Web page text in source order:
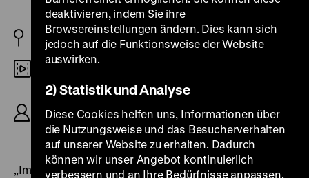
D 2009
R: Thomas Heise, K: Peter Badel, Thomas Heise,
Sebastian Richter, Jutta Tränkle, Börres
Weiffenbach, M: Charles Ives, 166'
„Immer bleibt etwas übrig; ein Rest, der nicht aufgeht.
deaktivieren, indem Sie ihre
Browsereinstellungen ändern. Dies kann sich
jedoch auf die Funktionsweise der Website
auswirken.
2) Statistik und Analyse
Diese Cookies helfen uns, Informationen über
die Nutzungsweise und das Besucherverhalten
auf unserer Website zu erhalten. Dadurch
können wir unser Angebot kontinuierlich
verbessern und an Ihre Bedürfnisse anpassen.